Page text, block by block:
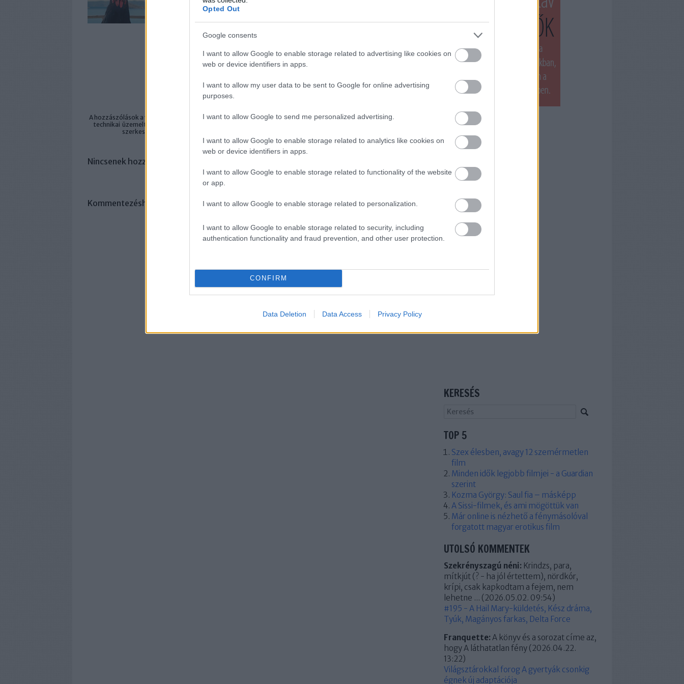
Opted Out
Google consents
I want to allow Google to enable storage related to advertising like cookies on
web or device identifiers in apps.
I want to allow my user data to be sent to Google for online advertising
purposes.
I want to allow Google to send me personalized advertising.
I want to allow Google to enable storage related to analytics like cookies on
web or device identifiers in apps.
I want to allow Google to enable storage related to functionality of the website
or app.
I want to allow Google to enable storage related to personalization.
I want to allow Google to enable storage related to security, including
authentication functionality and fraud prevention, and other user protection.
CONFIRM
Data Deletion Data Access Privacy Policy
A bejegyzés trackback címe:
A hozzászólások a vonatkozó jogszabályokértelmében felhasználói tartalomnak minősülnek, értük aszolgáltatás
technikai üzemeltetője semmilyen felelősséget nem vállal, azokat nem ellenőrzi. Kifogás esetén forduljon a blog
szerkesztőjéhez. Részletek a
Nincsenek hozzászólások.
Kommentezéshez , vagy regisztrálj! ‐Belépés Facebookkal
EZT LÁTTUK LEGUTÓBB
Tweets by filmnaplo
KERESÉS
TOP 5
Szex élesben, avagy 12 szemérmetlen
film
Minden idők legjobb filmjei - a Guardian
szerint
Kozma György: Saul fia – másképp
A Sissi-filmek, és ami mögöttük van
Már online is nézhető a fénymásolóval
forgatott magyar erotikus film
UTOLSÓ KOMMENTEK
Szekrényszagú néni: Krindzs, para,
mítkjút (? - ha jól értettem), nördkór,
krípi, csak kapkodtam a fejem, nem
lehetne ... (2026.05.02. 09:54)
#195 - A Hail Mary-küldetés, Kész dráma,
Tyúk, Magányos farkas, Delta Force
Franquette: A könyv és a sorozat címe az,
hogy A láthatatlan fény (2026.04.22.
13:22)
Világsztárokkal forog A gyertyák csonkig
égnek új adaptációja